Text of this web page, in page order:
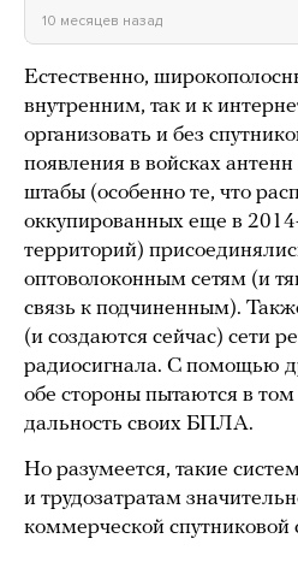
10 месяцев назад
Естественно,
внутренним, так и к
организовать и без
появления в войсках
штабы (особенно те, что
оккупированных еще в
территорий)
оптоволоконным сетям (и
связь к подчиненным).
(и создаются сейчас) сети
радиосигнала. С помощью
обе стороны пытаются в том
дальность своих БПЛА.
Но разумеется, такие
и трудозатратам
коммерческой спутниковой